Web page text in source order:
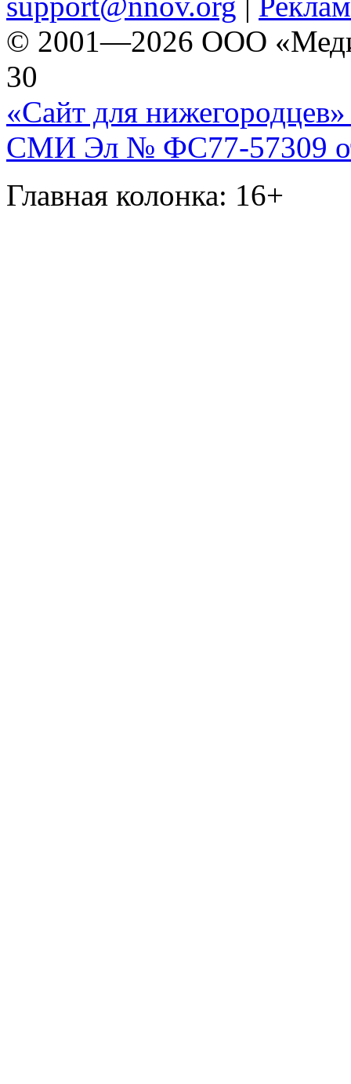
© 2001—2026 ООО
30
«Сайт для нижегородцев»
СМИ Эл № ФС77-57309
Главная колонка: 16+